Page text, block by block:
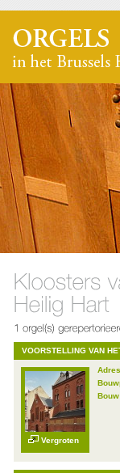
VOORSTELLING VAN
Vergroten
Bouw